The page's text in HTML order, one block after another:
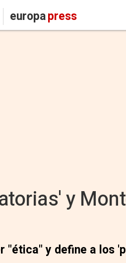
europapress
y
y define a los